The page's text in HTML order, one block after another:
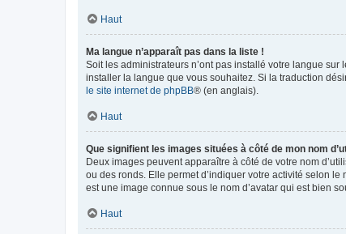
Haut
Ma langue n’apparaît pas dans la liste !
Soit les administrateurs n’ont pas installé votre langue
installer la langue que vous souhaitez. Si la traduction
le site internet de phpBB® (en anglais).
Haut
Que signifient les images situées à côté de mon nom
Deux images peuvent apparaître à côté de votre nom
ou des ronds. Elle permet d’indiquer votre activité selon
est une image connue sous le nom d’avatar qui est bien
Haut